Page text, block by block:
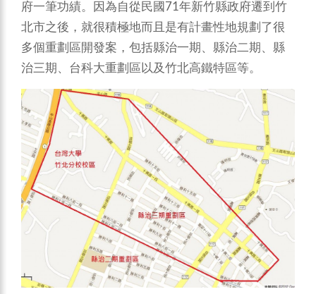
府一筆功績。因為自從民國71年新竹縣政府遷到竹
北市之後，就很積極地而且是有計畫性地規劃了很
多個重劃區開發案，包括縣治一期、縣治二期、縣
治三期、台科大重劃區以及竹北高鐵特區等。